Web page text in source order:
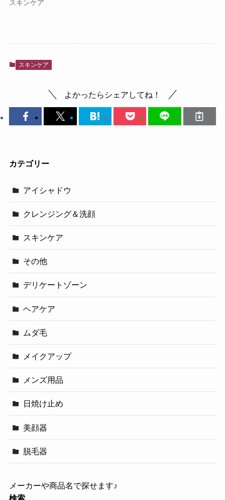
スキンケア
スキンケア
よかったらシェアしてね！
カテゴリー
アイシャドウ
クレンジング＆洗顔
スキンケア
その他
デリケートゾーン
ヘアケア
ムダ毛
メイクアップ
メンズ用品
日焼け止め
美顔器
脱毛器
メーカーや商品名で探せます♪
検索